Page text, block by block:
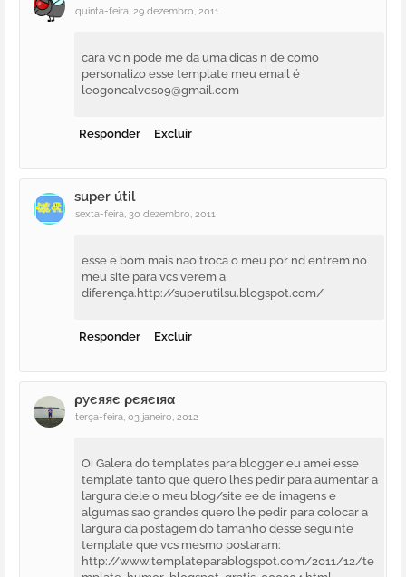
quinta-feira, 29 dezembro, 2011
cara vc n pode me da uma dicas n de como
personalizo esse template meu email é
leogoncalves09@gmail.com
Responder Excluir
super útil
sexta-feira, 30 dezembro, 2011
esse e bom mais nao troca o meu por nd entrem no
meu site para vcs verem a
diferença.http://superutilsu.blogspot.com/
Responder Excluir
ρуєяяє ρєяєιяα
terça-feira, 03 janeiro, 2012
Oi Galera do templates para blogger eu amei esse
template tanto que quero lhes pedir para aumentar a
largura dele o meu blog/site ee de imagens e
algumas sao grandes quero lhe pedir para colocar a
largura da postagem do tamanho desse seguinte
template que vcs mesmo postaram:
http://www.templateparablogspot.com/2011/12/te